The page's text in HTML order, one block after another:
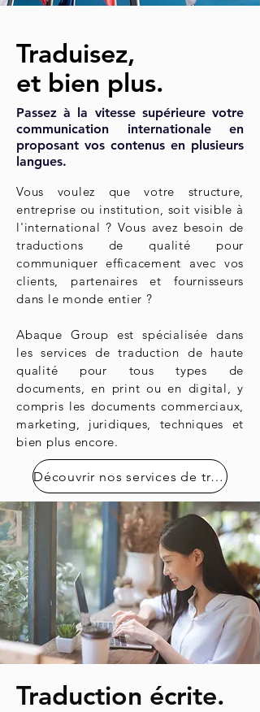
Traduisez,
et bien plus.
Passez à la vitesse supérieure votre
communication internationale en
proposant vos contenus en plusieurs
langues.
Vous voulez que votre structure,
entreprise ou institution, soit visible à
l'international ? Vous avez besoin de
traductions de qualité pour
communiquer efficacement avec vos
clients, partenaires et fournisseurs
dans le monde entier ?
Abaque Group est spécialisée dans
les services de traduction de haute
qualité pour tous types de
documents, en print ou en digital, y
compris les documents commerciaux,
marketing, juridiques, techniques et
bien plus encore.
Découvrir nos services de traduction
Traduction écrite.